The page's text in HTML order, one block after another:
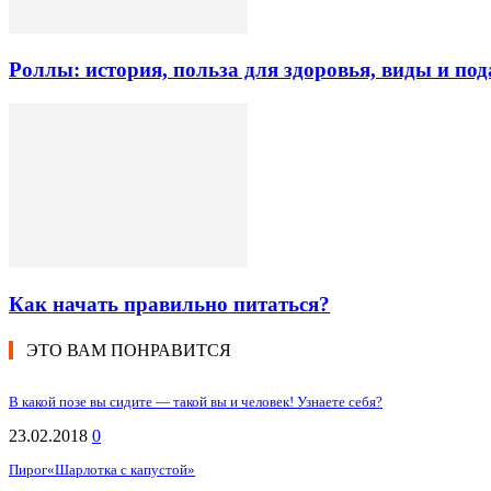
Роллы: история, польза для здоровья, виды и
Как начать правильно питаться?
ЭТО ВАМ ПОНРАВИТСЯ
В какой позе вы сидите — такой вы и человек! Узнаете себя?
23.02.2018 0
Пирог«Шарлотка с капустой»